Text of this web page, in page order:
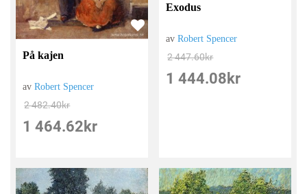
På kajen
avRobert Spencer
2 482.40kr
1 464.62 kr
Exodus
avRobert Spencer
2 447.60kr
1 444.08 kr